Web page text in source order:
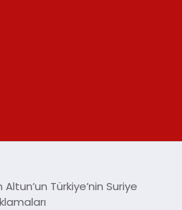
Türkiye’nin Suriye